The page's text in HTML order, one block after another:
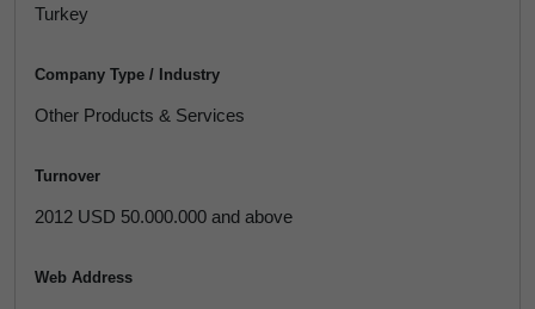
Turkey
Company Type / Industry
Other Products & Services
Turnover
2012 USD 50.000.000 and above
Web Address